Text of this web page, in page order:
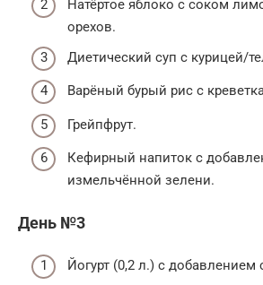
Натёртое яблоко с соком
орехов.
Диетический суп с курицей/
Варёный бурый рис с
Грейпфрут.
Кефирный напиток с
измельчённой зелени.
День №3
Йогурт (0,2 л.) с добавлением